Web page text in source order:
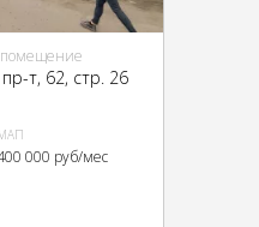
помещение
т, 62, стр. 26
000 руб/мес